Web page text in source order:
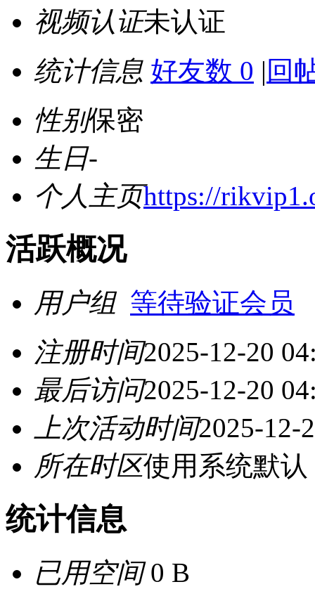
视频认证未认证
统计信息 好友数 0 | 回
性别保密
生日-
个人主页https://
活跃概况
用户组 等待验证会员
注册时间2025-12-20
最后访问2025-12-20
上次活动时间2025-12-
所在时区使用系统默认
统计信息
已用空间0 B